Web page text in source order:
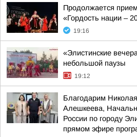
Продолжается
«Гордость нации –
19:16
«Элистинские
небольшой паузы
19:12
Благодарим
Алешкеева,
России по городу
прямом эфире